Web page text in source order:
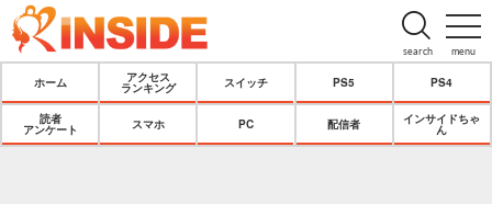
menu
search
ホーム
アクセス
ランキング
スイッチ PS5 PS4
読者
アンケート
スマホ PC 配信者
インサイドちゃ
ん